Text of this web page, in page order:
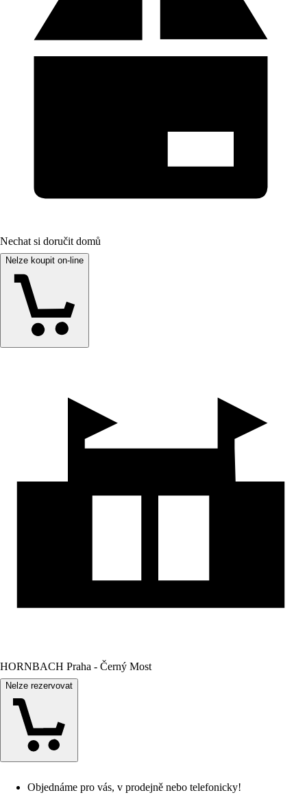
Nechat si doručit domů
Nelze koupit on-line
HORNBACH Praha - Černý Most
Nelze rezervovat
Objednáme pro vás, v prodejně nebo telefonicky!